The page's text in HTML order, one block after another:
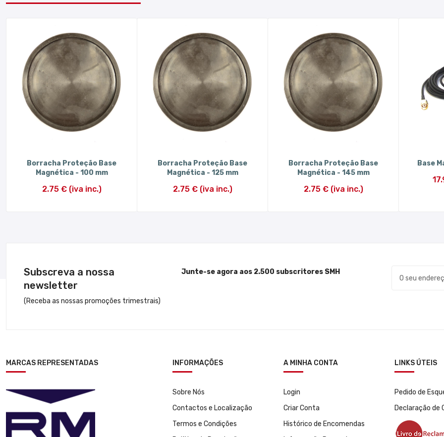
Borracha Proteção Base
Magnética - 100 mm
2.75 € (iva inc.)
Borracha Proteção Base
Magnética - 125 mm
2.75 € (iva inc.)
Borracha Proteção Base
Magnética - 145 mm
2.75 € (iva inc.)
Base
Subscreva a nossa
newsletter
(Receba as nossas promoções trimestrais)
Junte-se agora aos 2.500 subscritores SMH
MARCAS REPRESENTADAS INFORMAÇÕES
Sobre Nós
Contactos e Localização
Termos e Condições
A MINHA CONTA
Login
Criar Conta
Histórico de Encomendas
LINKS ÚTEIS
Pedido de
Declaração de